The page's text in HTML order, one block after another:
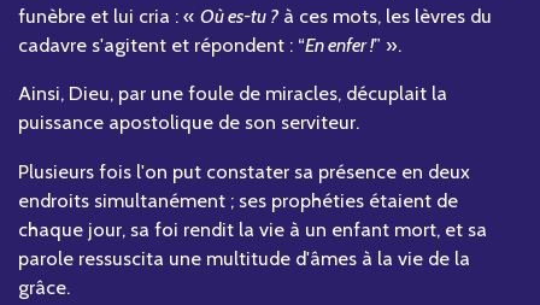
funèbre et lui cria : « Où es-tu ? à ces mots, les lèvres du
cadavre s'agitent et répondent : “En enfer !” ».
Ainsi, Dieu, par une foule de miracles, décuplait la
puissance apostolique de son serviteur.
Plusieurs fois l'on put constater sa présence en deux
endroits simultanément ; ses prophéties étaient de
chaque jour, sa foi rendit la vie à un enfant mort, et sa
parole ressuscita une multitude d'âmes à la vie de la
grâce.